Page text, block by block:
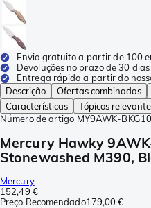
Envio gratuito a partir de 100
Devoluções no prazo de 30 dias
Entrega rápida a partir do
Descrição
Ofertas combinadas
Características
Tópicos
Número de artigo MY9AWK-
Mercury Hawky
Stonewashed M390,
Mercury
152,49 €
Preço Recomendado179,00 €